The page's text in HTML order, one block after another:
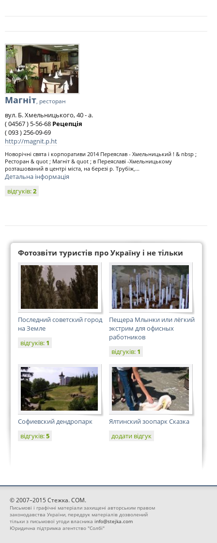
Магніт, ресторан
вул. Б. Хмельницького, 40 - а.
( 04567 ) 5-56-68 Рецепція
( 093 ) 256-09-69
http://magnit.p.ht
Новорічні свята і корпоративи 2014 Переяслав - Хмельницький ! & nbsp ;
Ресторан & quot ; Магніт & quot ; в Переяславі -Хмельницькому
розташований в центрі міста, на березі р. Трубіж,...
Детальна інформація
відгуків:2
Фотозвіти туристів про Україну і не тільки
Последний советский город
на Земле
відгуків: 1
Пещера Млынки или лёгкий
экстрим для офисных
работников
відгуків: 1
Софиевский дендропарк
відгуків:5
Ялтинский зоопарк Сказка
додати відгук
© 2007–2015 Стежка. COM.
Письмові і графічні матеріали захищені авторським правом
законодавства України, передрук матеріалів дозволений
тільки з письмової угоди власника info@stejka.com
Юридична підтримка агентство "Солбі"